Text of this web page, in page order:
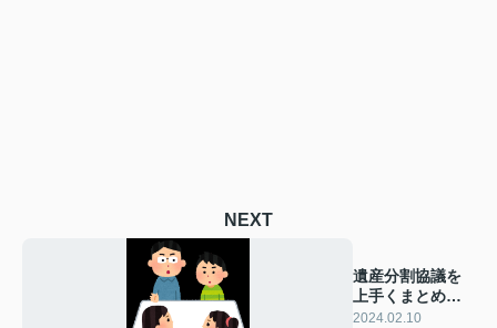
NEXT
遺産分割協議を
上手くまとめる
にはどうする？
2024.02.10